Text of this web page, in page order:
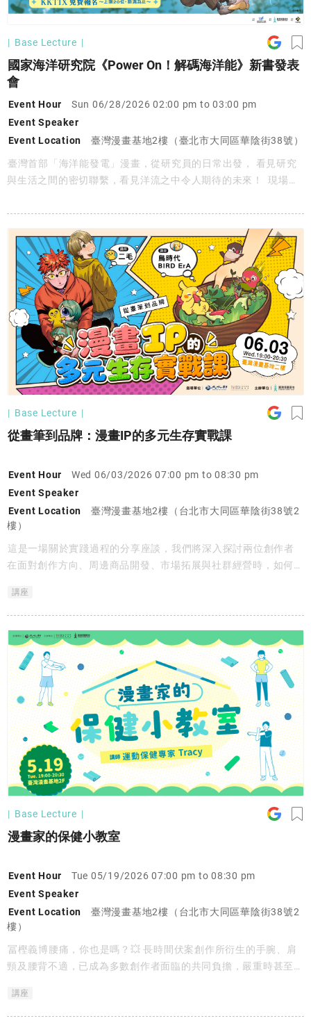
Base Lecture
國家海洋研究院《Power On！解碼海洋能》新書發表
會
Event Hour
Sun 06/28/2026 02:00 pm to 03:00 pm
Event Speaker
Event Location
臺灣漫畫基地2樓（臺北市大同區華陰街38號）
臺灣首部「海洋能發電」漫畫，從研究員的日常出發， 看見研究
與生活之間的密切聯繫，看見洋流之中令人期待的未來！ 現場除
家親自分享繪製過程中的甘苦與幕後故事， 限量漫畫家老師親簽
漫畫將於現場抽獎贈送幸運讀者✨
Base Lecture
從畫筆到品牌：漫畫IP的多元生存實戰課
Event Hour
Wed 06/03/2026 07:00 pm to 08:30 pm
Event Speaker
Event Location
臺灣漫畫基地2樓（台北市大同區華陰街38號2
樓）
這是一場關於實踐過程的分享座談，我們將深入探討兩位創作者
在面對創作方向、周邊商品開發、市場拓展與社群經營時，如何不
透過真實經驗的交流，邀請參與者一同思考在創作與市場並行的時
代裡，如何找到適合自己的節奏與道路。
講座
Base Lecture
漫畫家的保健小教室
Event Hour
Tue 05/19/2026 07:00 pm to 08:30 pm
Event Speaker
Event Location
臺灣漫畫基地2樓（台北市大同區華陰街38號2
樓）
冨樫義博腰痛，你也是嗎？💥 長時間伏案創作所衍生的手腕、肩
頸及腰背不適，已成為多數創作者面臨的共同負擔，嚴重時甚至會
Tracy，從專業角度解析漫畫創作者常見職業傷害的成因，並分享
日常可以實行的舒緩技巧與保健觀念，協助創作者維持良好身體狀
講座